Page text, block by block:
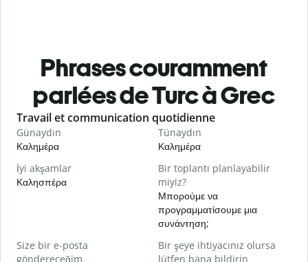
Phrases couramment
parlées de Turc à Grec
Slide 1 of 6
Travail et communication quotidienne
Günaydın
Καλημέρα
Tünaydın
Καλημέρα
İyi akşamlar
Καλησπέρα
Bir toplantı planlayabilir
miyiz?
Μπορούμε να
προγραμματίσουμε μια
συνάντηση;
Size bir e-posta
göndereceğim.
Bir şeye ihtiyacınız olursa
lütfen bana bildirin